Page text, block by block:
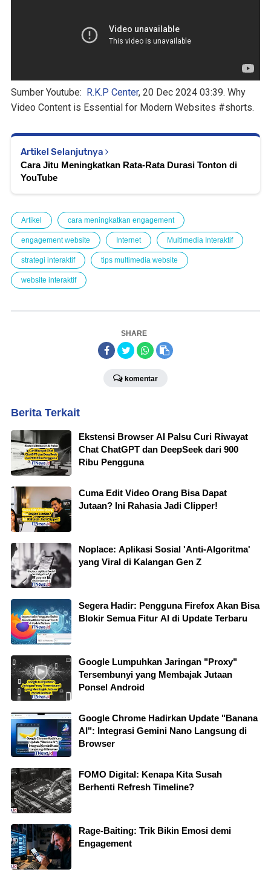
Sumber Youtube: R.K.P Center, 20 Dec 2024 03:39. Why
Video Content is Essential for Modern Websites #shorts.
Artikel Selanjutnya
Cara Jitu Meningkatkan Rata-Rata Durasi Tonton di
YouTube
Artikel cara meningkatkan engagement
engagement website Internet Multimedia Interaktif
strategi interaktif tips multimedia website
website interaktif
SHARE
komentar
Berita Terkait
Ekstensi Browser AI Palsu Curi Riwayat
Chat ChatGPT dan DeepSeek dari 900
Ribu Pengguna
Cuma Edit Video Orang Bisa Dapat
Jutaan? Ini Rahasia Jadi Clipper!
Noplace: Aplikasi Sosial 'Anti-Algoritma'
yang Viral di Kalangan Gen Z
Segera Hadir: Pengguna Firefox Akan Bisa
Blokir Semua Fitur AI di Update Terbaru
Google Lumpuhkan Jaringan "Proxy"
Tersembunyi yang Membajak Jutaan
Ponsel Android
Google Chrome Hadirkan Update "Banana
AI": Integrasi Gemini Nano Langsung di
Browser
FOMO Digital: Kenapa Kita Susah
Berhenti Refresh Timeline?
Rage-Baiting: Trik Bikin Emosi demi
Engagement